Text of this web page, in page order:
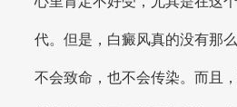
代。但是，白癜风真的没有那
不会致命，也不会传染。而且